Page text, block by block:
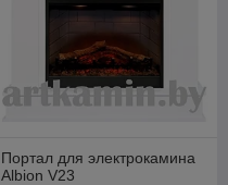
Портал для электрокамина
Albion V23